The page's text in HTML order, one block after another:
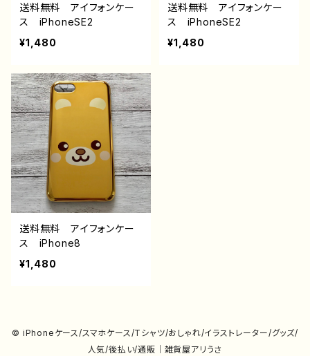
送料無料 アイフォンケー
ス iPhoneSE2
¥1,480
送料無料 アイフォンケー
ス iPhoneSE2
¥1,480
送料無料 アイフォンケー
ス iPhone8
¥1,480
© iPhoneケース/スマホケース/Tシャツ/おしゃれ/イラストレーター/グッズ/
人気/後払い/通販｜雑貨屋アリうさ